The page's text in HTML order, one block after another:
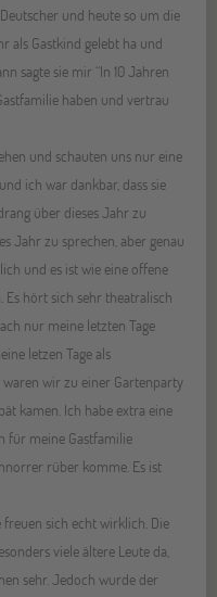
und heute so um die
als Gastkind gelebt ha und
sagte sie mir “In 10 Jahren
haben und vertrau
und schauten uns nur eine
ich war dankbar, dass sie
über dieses Jahr zu
Jahr zu sprechen, aber genau
und es ist wie eine offene
Es hört sich sehr theatralisch
nur meine letzten Tage
letzen Tage als
waren wir zu einer Gartenparty
kamen. Ich habe extra eine
für meine Gastfamilie
rüber komme. Es ist
sich echt wirklich. Die
viele ältere Leute da,
sehr. Jedoch wurde der